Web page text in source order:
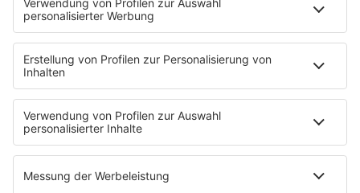
Brave & One
NotAufnahme
"Bewerbung und Karriere"
Aber bitte mit Schlager
Erdbeerkäse
Fitness mit M.A.R.K
Glück in Worten
Todesursache
Niemand muss ein Promi sein